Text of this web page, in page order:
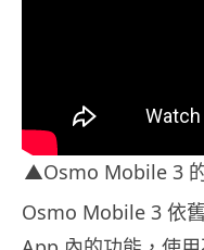
▲Osmo Mobile 3
Osmo Mobile 3 依